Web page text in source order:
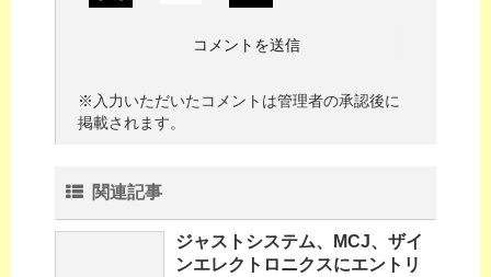
※入力いただいたコメントは管理者の承認後に
掲載されます。
関連記事
ジャストシステム、MCJ、ザイ
ンエレクトロニクスにエントリ